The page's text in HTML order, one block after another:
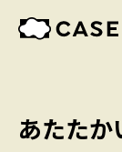
あたたか